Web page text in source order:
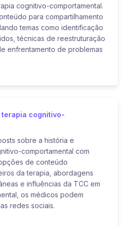
cognitivo-comportamental.
para compartilhamento
temas como identificação
técnicas de reestruturação
enfrentamento de problemas
terapia cognitivo-
sobre a história e
comportamental com
de conteúdo
da terapia, abordagens
e influências da TCC em
os médicos podem
redes sociais.